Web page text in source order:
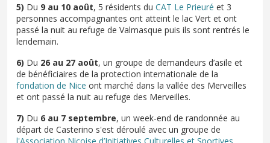
5) Du 9 au 10 août, 5 résidents du CAT Le Prieuré et 3
personnes accompagnantes ont atteint le lac Vert et ont
passé la nuit au refuge de Valmasque puis ils sont rentrés le
lendemain.
6) Du 26 au 27 août, un groupe de demandeurs d’asile et
de bénéficiaires de la protection internationale de la
fondation de Nice ont marché dans la vallée des Merveilles
et ont passé la nuit au refuge des Merveilles.
7) Du 6 au 7 septembre, un week-end de randonnée au
départ de Casterino s'est déroulé avec un groupe de
l'Association Niçoise d’Initiatives Culturelles et Sportives.